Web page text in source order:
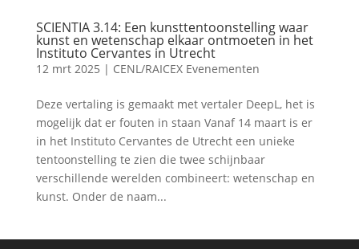
SCIENTIA 3.14: Een kunsttentoonstelling waar
kunst en wetenschap elkaar ontmoeten in het
Instituto Cervantes in Utrecht
12 mrt 2025 | CENL/RAICEX Evenementen
Deze vertaling is gemaakt met vertaler DeepL, het is
mogelijk dat er fouten in staan Vanaf 14 maart is er
in het Instituto Cervantes de Utrecht een unieke
tentoonstelling te zien die twee schijnbaar
verschillende werelden combineert: wetenschap en
kunst. Onder de naam...